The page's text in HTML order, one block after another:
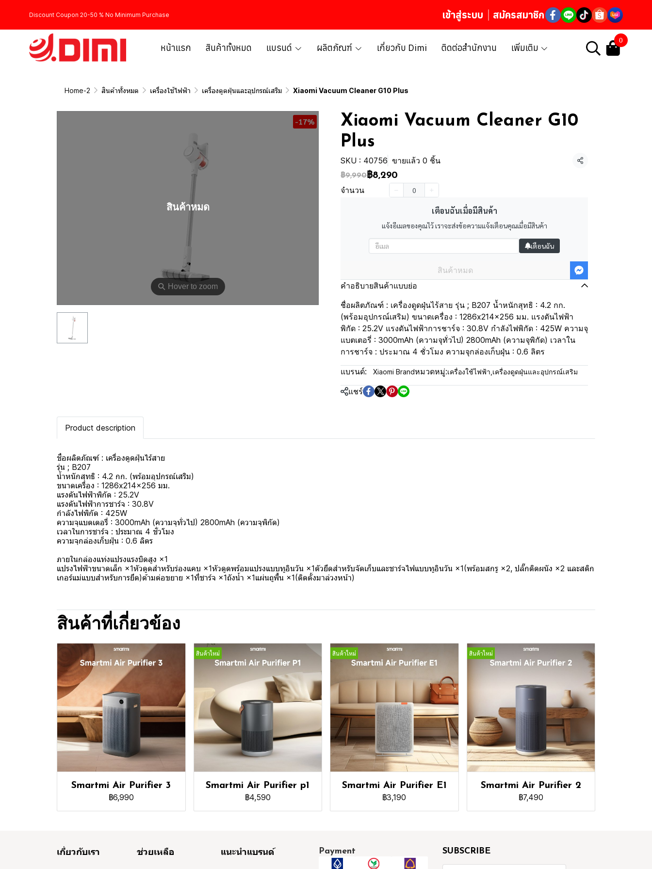
Discount Coupon 20-50 % No Minimum Purchase เข้าสู่ระบบ สมัครสมาชิก
หน้าแรก สินค้าทั้งหมด แบรนด์ ผลิตภัณฑ์ เกี่ยวกับ Dimi ติดต่อสำนักงาน เพิ่มเติม
0
Home-2 สินค้าทั้งหมด เครื่องใช้ไฟฟ้า เครื่องดูดฝุ่นและอุปกรณ์เสริม Xiaomi Vacuum Cleaner G10 Plus
⚲ Hover to zoom
-17%
สินค้าหมด
Xiaomi Vacuum Cleaner G10
Plus
SKU : 40756 ขายแล้ว 0 ชิ้น แชร์
฿9,990฿8,290
จำนวน
เตือนฉันเมื่อมีสินค้า
แจ้งอีเมลของคุณไว้ เราจะส่งข้อความแจ้งเตือนคุณเมื่อมีสินค้า
เตือนฉัน
สินค้าหมด
คำอธิบายสินค้าแบบย่อ
ชื่อผลิตภัณฑ์ : เครื่องดูดฝุ่นไร้สาย รุ่น ; B207 น้ำหนักสุทธิ : 4.2 กก.
(พร้อมอุปกรณ์เสริม) ขนาดเครื่อง : 1286x214x256 มม. แรงดันไฟฟ้า
พิกัด : 25.2V แรงดันไฟฟ้าการชาร์จ : 30.8V กำลังไฟพิกัด : 425W ความจุ
แบตเตอรี่ : 3000mAh (ความจุทั่วไป) 2800mAh (ความจุพิกัด) เวลาใน
การชาร์จ : ประมาณ 4 ชั่วโมง ความจุกล่องเก็บฝุ่น : 0.6 ลิตร
แบรนด์: Xiaomi Brandหมวดหมู่:เครื่องใช้ไฟฟ้า เครื่องดูดฝุ่นและอุปกรณ์เสริม
แชร์
Product description
ชื่อผลิตภัณฑ์ : เครื่องดูดฝุ่นไร้สาย
รุ่น ; B207
น้ำหนักสุทธิ : 4.2 กก. (พร้อมอุปกรณ์เสริม)
ขนาดเครื่อง : 1286x214x256 มม.
แรงดันไฟฟ้าพิกัด : 25.2V
แรงดันไฟฟ้าการชาร์จ : 30.8V
กำลังไฟพิกัด : 425W
ความจุแบตเตอรี่ : 3000mAh (ความจุทั่วไป) 2800mAh (ความจุพิกัด)
เวลาในการชาร์จ : ประมาณ 4 ชั่วโมง
ความจุกล่องเก็บฝุ่น : 0.6 ลิตร
ภายในกล่องแท่งแปรงแรงบิดสูง ×1
แปรงไฟฟ้าขนาดเล็ก ×1หัวดูดสำหรับร่องแคบ ×1หัวดูดพร้อมแปรงแบบทูอินวัน ×1ตัวยึดสำหรับจัดเก็บและชาร์จไฟแบบทูอินวัน ×1(พร้อมสกรู ×2, ปลั๊กติดผนัง ×2 และสติก
เกอร์แม่แบบสำหรับการยึด)ด้ามต่อขยาย ×1ที่ชาร์จ ×1ถังน้ำ ×1แผ่นถูพื้น ×1(ติดตั้งมาล่วงหน้า)
สินค้าที่เกี่ยวข้อง
Smartmi Air Purifier 3
฿6,990
สินค้าใหม่
Smartmi Air Purifier p1
฿4,590
สินค้าใหม่
Smartmi Air Purifier E1
฿3,190
สินค้าใหม่
Smartmi Air Purifier 2
฿7,490
เกี่ยวกับเรา ช่วยเหลือ แนะนำแบรนด์ Payment SUBSCRIBE